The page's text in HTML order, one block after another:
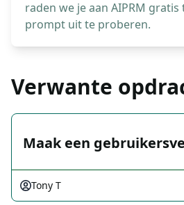
raden we je aan AIPRM
prompt uit te proberen.
Verwante
Maak een
Tony T